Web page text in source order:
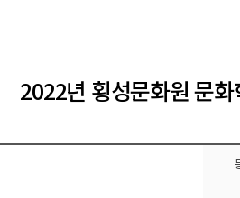
2022년 횡성문화원 문